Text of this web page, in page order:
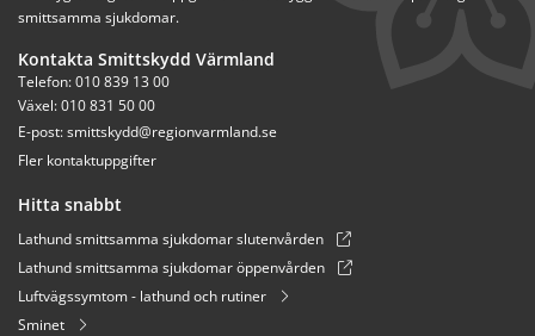
smittsamma sjukdomar.
Kontakta Smittskydd Värmland
Telefon: 010 839 13 00
Växel: 010 831 50 00
E-post: smittskydd@regionvarmland.se
Fler kontaktuppgifter
Hitta snabbt
Lathund smittsamma sjukdomar slutenvården
Lathund smittsamma sjukdomar öppenvården
Luftvägssymtom - lathund och rutiner
Sminet